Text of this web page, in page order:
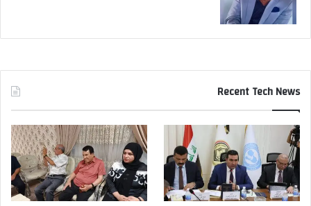
Recent Tech News